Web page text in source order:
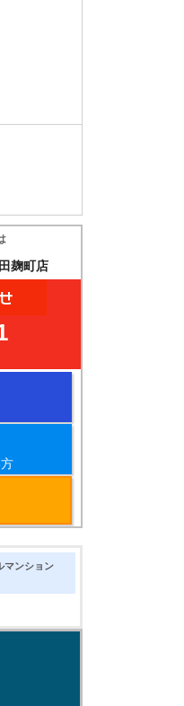
麹町店
マンション